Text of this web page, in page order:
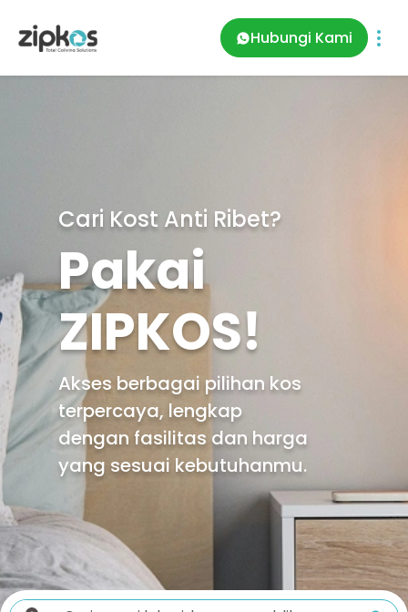
Hubungi Kami
Cari Kost Anti Ribet?
Pakai
ZIPKOS!
Akses berbagai pilihan kos
terpercaya, lengkap
dengan fasilitas dan harga
yang sesuai kebutuhanmu.